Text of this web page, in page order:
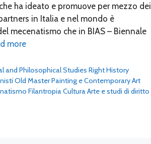
ha ideato e promuove per mezzo dei
in Italia e nel mondo è
mecenatismo che in BIAS – Biennale
more
and Philosophical Studies Right History
Old Master Painting e Contemporary Art
Filantropia Cultura Arte e studi di diritto